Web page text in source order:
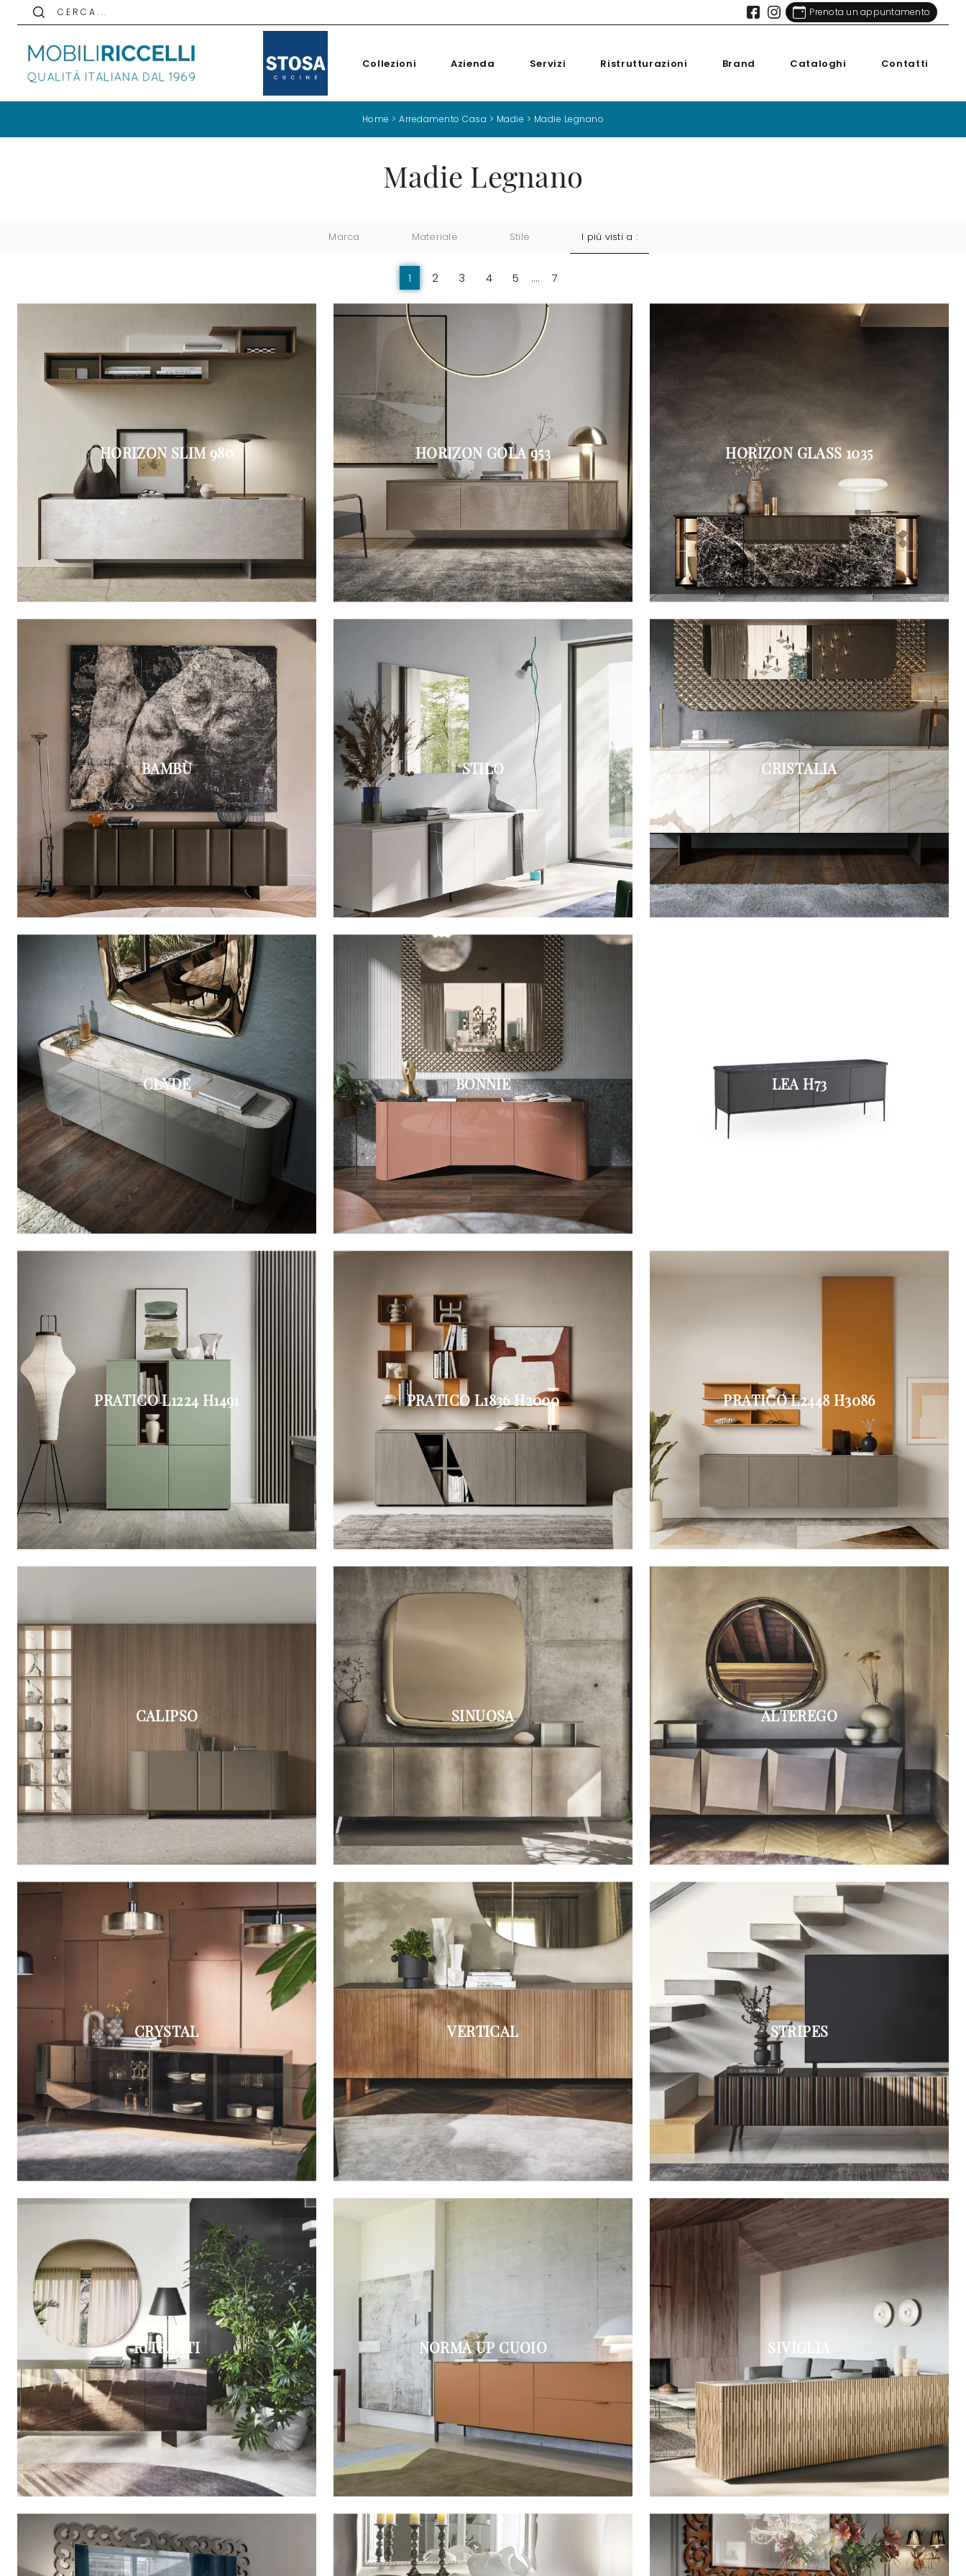
C E R C A . . . Prenota un appuntamento
Collezioni Azienda Servizi Ristrutturazioni Brand Cataloghi Contatti
Home >Arredamento Casa > Madie > Madie Legnano
Madie Legnano
Marca Materiale Stile I più visti a :
1 2 3 4 5 .... 7
HORIZON SLIM 980 HORIZON GOLA 953 HORIZON GLASS 1035
BAMBÙ STILO CRISTALIA
CLYDE BONNIE LEA H73
PRATICO L1224 H1491 PRATICO L1836 H2000 PRATICO L2448 H3086
CALIPSO SINUOSA ALTEREGO
CRYSTAL VERTICAL STRIPES
RITRATTI NORMA UP CUOIO SIVIGLIA